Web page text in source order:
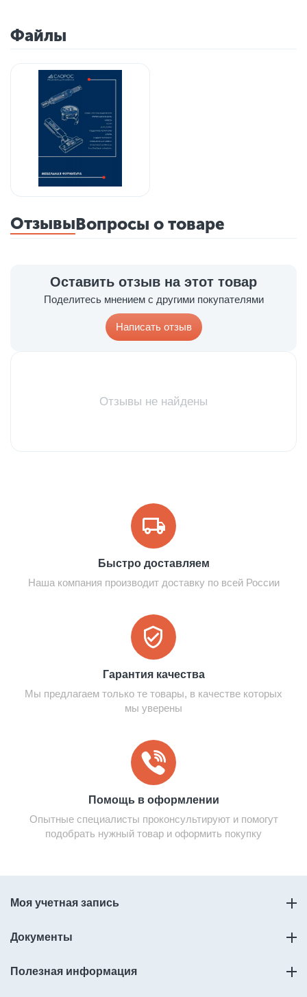
Файлы
ОтзывыВопросы о товаре
Оставить отзыв на этот товар
Поделитесь мнением с другими покупателями
Написать отзыв
Отзывы не найдены
Быстро доставляем
Наша компания производит доставку по всей России
Гарантия качества
Мы предлагаем только те товары, в качестве которых
мы уверены
Помощь в оформлении
Опытные специалисты проконсультируют и помогут
подобрать нужный товар и оформить покупку
Моя учетная запись
Документы
Полезная информация